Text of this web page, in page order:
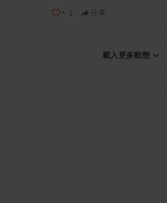
+ 1 分享
載入更多動態